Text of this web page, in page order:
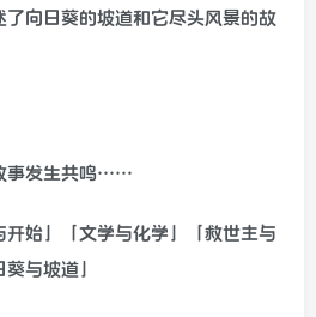
向日葵的坡道和它尽头风景的故
事发生共鸣……
开始」「文学与化学」「救世主与
与坡道」